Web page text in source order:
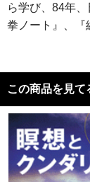
ら学び、84年
拳ノート』、『
この商品を見て